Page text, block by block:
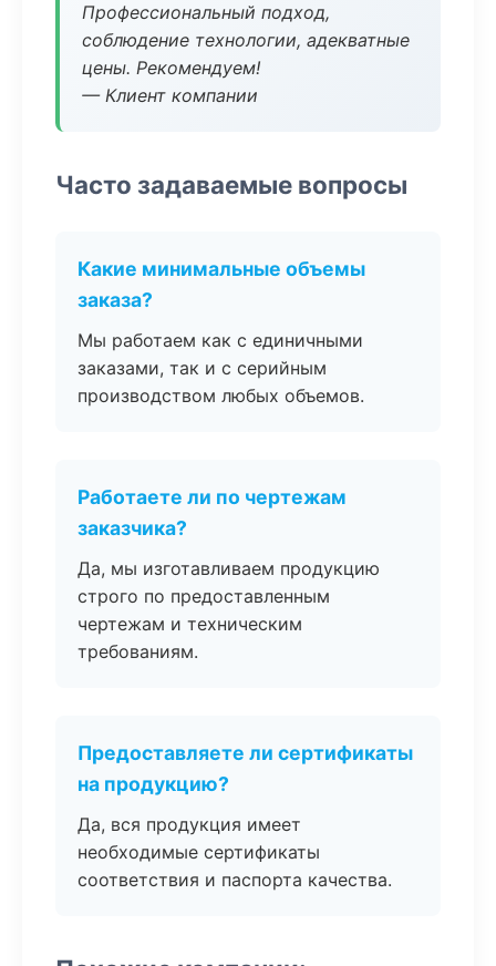
Профессиональный подход,
соблюдение технологии, адекватные
цены. Рекомендуем!
— Клиент компании
Часто задаваемые вопросы
Какие минимальные объемы
заказа?
Мы работаем как с единичными
заказами, так и с серийным
производством любых объемов.
Работаете ли по чертежам
заказчика?
Да, мы изготавливаем продукцию
строго по предоставленным
чертежам и техническим
требованиям.
Предоставляете ли сертификаты
на продукцию?
Да, вся продукция имеет
необходимые сертификаты
соответствия и паспорта качества.